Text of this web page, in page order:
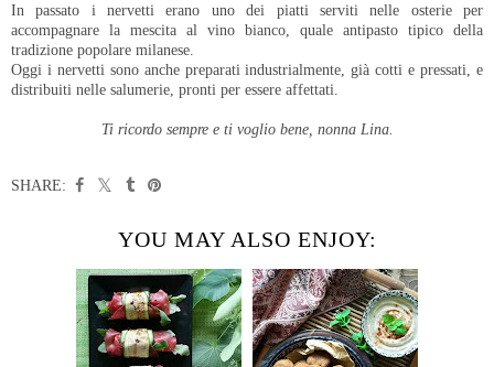
In passato i nervetti erano uno dei piatti serviti nelle osterie per
accompagnare la mescita al vino bianco, quale antipasto tipico della
tradizione popolare milanese.
Oggi i nervetti sono anche preparati industrialmente, già cotti e pressati, e
distribuiti nelle salumerie, pronti per essere affettati.
Ti ricordo sempre e ti voglio bene, nonna Lina.
SHARE:
YOU MAY ALSO ENJOY: